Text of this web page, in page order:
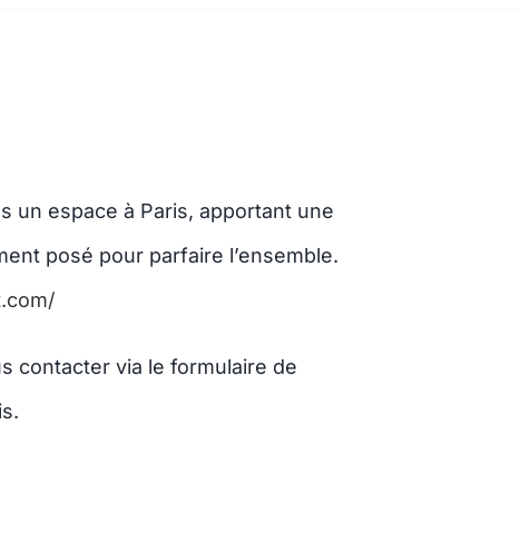
un espace à Paris, apportant une
posé pour parfaire l’ensemble.
contacter via le formulaire de